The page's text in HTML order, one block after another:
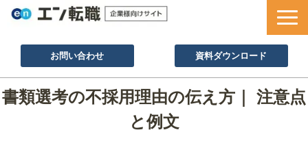
お問い合わせ 資料ダウンロード
サービス一覧
採用ノウハウ
書類選考の不採用理由の伝え方｜ 注意点
と例文